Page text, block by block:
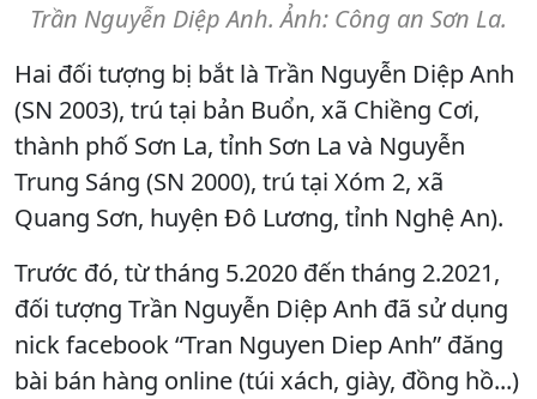
Trần Nguyễn Diệp Anh. Ảnh: Công an Sơn La.
Hai đối tượng bị bắt là Trần Nguyễn Diệp Anh
(SN 2003), trú tại bản Buổn, xã Chiềng Cơi,
thành phố Sơn La, tỉnh Sơn La và Nguyễn
Trung Sáng (SN 2000), trú tại Xóm 2, xã
Quang Sơn, huyện Đô Lương, tỉnh Nghệ An).
Trước đó, từ tháng 5.2020 đến tháng 2.2021,
đối tượng Trần Nguyễn Diệp Anh đã sử dụng
nick facebook “Tran Nguyen Diep Anh” đăng
bài bán hàng online (túi xách, giày, đồng hồ...)